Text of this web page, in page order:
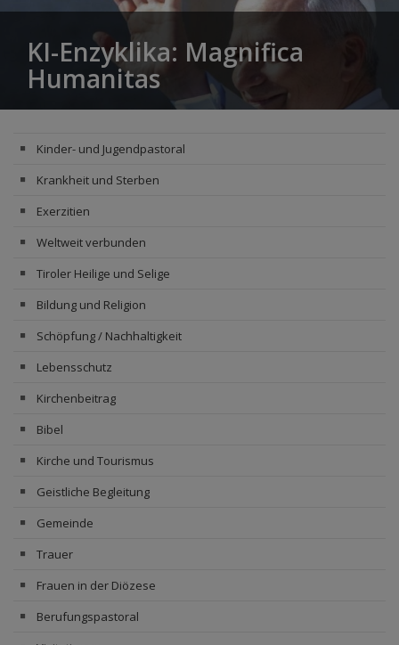
KI-Enzyklika: Magnifica
Humanitas
Kinder- und Jugendpastoral
Krankheit und Sterben
Exerzitien
Weltweit verbunden
Tiroler Heilige und Selige
Bildung und Religion
Schöpfung / Nachhaltigkeit
Lebensschutz
Kirchenbeitrag
Bibel
Kirche und Tourismus
Geistliche Begleitung
Gemeinde
Trauer
Frauen in der Diözese
Berufungspastoral